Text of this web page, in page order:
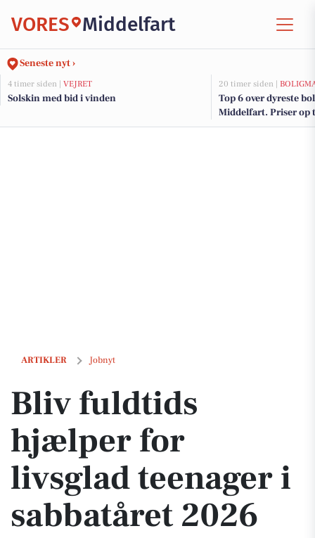
VORES Middelfart
Seneste nyt ›
4 timer siden | VEJRET
Solskin med bid i vinden
20 timer siden |
Top 6 over dyreste
Middelfart. Priser op
ARTIKLER Jobnyt
Bliv fuldtids hjælper for livsglad teenager i sabbatåret 2026
Bliv fuldtids
hjælper for
livsglad teenager i
sabbatåret 2026